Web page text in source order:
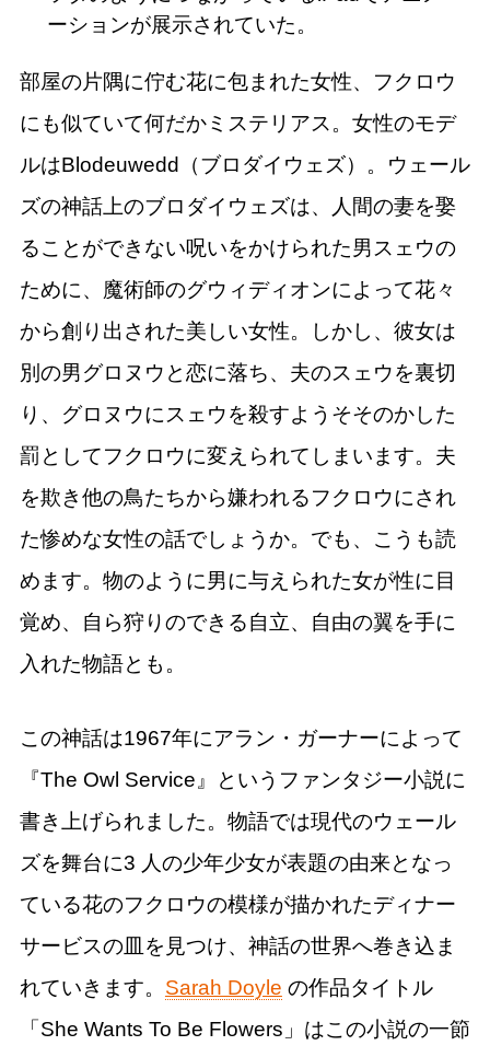
ーションが展示されていた。
部屋の片隅に佇む花に包まれた女性、フクロウ
にも似ていて何だかミステリアス。女性のモデ
ルはBlodeuwedd（ブロダイウェズ）。ウェール
ズの神話上のブロダイウェズは、人間の妻を娶
ることができない呪いをかけられた男スェウの
ために、魔術師のグウィディオンによって花々
から創り出された美しい女性。しかし、彼女は
別の男グロヌウと恋に落ち、夫のスェウを裏切
り、グロヌウにスェウを殺すようそそのかした
罰としてフクロウに変えられてしまいます。夫
を欺き他の鳥たちから嫌われるフクロウにされ
た惨めな女性の話でしょうか。でも、こうも読
めます。物のように男に与えられた女が性に目
覚め、自ら狩りのできる自立、自由の翼を手に
入れた物語とも。
この神話は1967年にアラン・ガーナーによって
『The Owl Service』というファンタジー小説に
書き上げられました。物語では現代のウェール
ズを舞台に3 人の少年少女が表題の由来となっ
ている花のフクロウの模様が描かれたディナー
サービスの皿を見つけ、神話の世界へ巻き込ま
れていきます。 Sarah Doyle の作品タイトル
「She Wants To Be Flowers」はこの小説の一節